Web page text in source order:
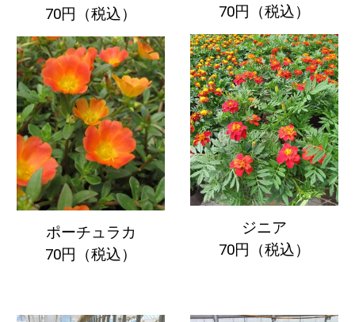
70円（税込）
ポーチュラカ
70円（税込）
70円（税込）
ジニア
70円（税込）